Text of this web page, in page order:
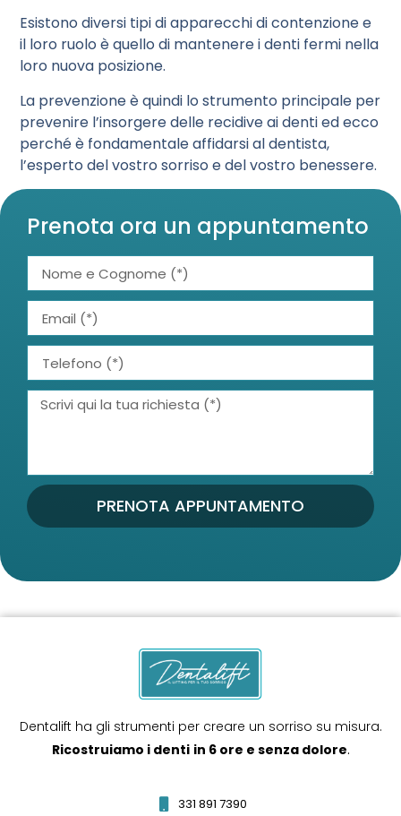
Prenota ora un appuntamento
PRENOTA APPUNTAMENTO
Esistono diversi tipi di apparecchi di contenzione e
il loro ruolo è quello di mantenere i denti fermi nella
loro nuova posizione.
La prevenzione è quindi lo strumento principale per
prevenire l’insorgere delle recidive ai denti ed ecco
perché è fondamentale affidarsi al dentista,
l’esperto del vostro sorriso e del vostro benessere.
Dentalift ha gli strumenti per creare un sorriso su misura.
Ricostruiamo i denti in 6 ore e senza dolore.
331 891 7390